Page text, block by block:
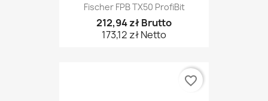
Fischer FPB TX50 ProfiBit
212,94 zł Brutto
173,12 zł Netto
favorite_border